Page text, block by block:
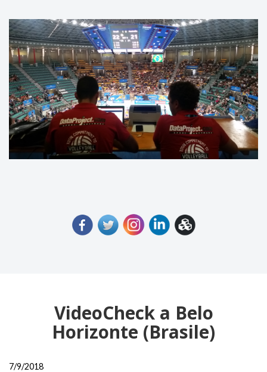
VideoCheck a Belo
Horizonte (Brasile)
7/9/2018